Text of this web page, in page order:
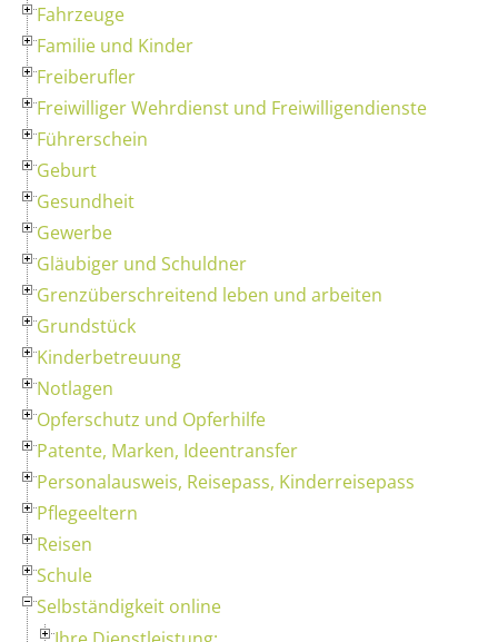
Fahrzeuge
Familie und Kinder
Freiberufler
Freiwilliger Wehrdienst und Freiwilligendienste
Führerschein
Geburt
Gesundheit
Gewerbe
Gläubiger und Schuldner
Grenzüberschreitend leben und arbeiten
Grundstück
Kinderbetreuung
Notlagen
Opferschutz und Opferhilfe
Patente, Marken, Ideentransfer
Personalausweis, Reisepass, Kinderreisepass
Pflegeeltern
Reisen
Schule
Selbständigkeit online